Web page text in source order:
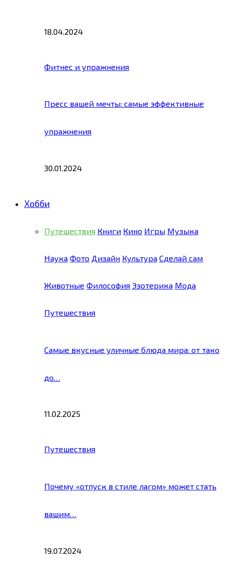
18.04.2024
Фитнес и упражнения
Пресс вашей мечты: самые эффективные
упражнения
30.01.2024
Хобби
Путешествия Книги Кино Игры Музыка
Наука Фото Дизайн Культура Сделай сам
Животные Философия Эзотерика Мода
Путешествия
Самые вкусные уличные блюда мира: от тако
до…
11.02.2025
Путешествия
Почему «отпуск в стиле лагом» может стать
вашим…
19.07.2024